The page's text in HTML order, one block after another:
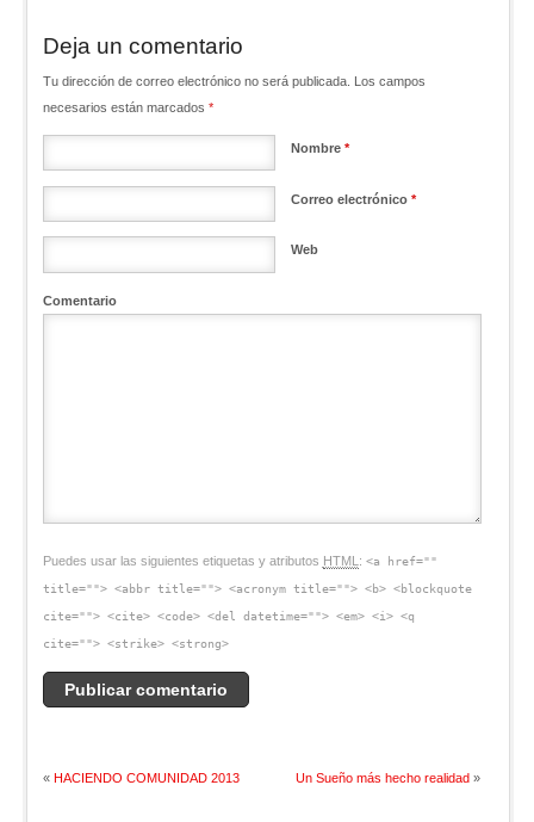
Deja un comentario
Tu dirección de correo electrónico no será publicada. Los campos
necesarios están marcados *
Nombre*
Correo electrónico*
Web
Comentario
Puedes usar las siguientes etiquetas y atributos HTML : <a href=""
title=""> <abbr title=""> <acronym title=""> <b> <blockquote
cite=""> <cite> <code> <del datetime=""> <em> <i> <q
cite=""> <strike> <strong>
« HACIENDO COMUNIDAD 2013 Un Sueño más hecho realidad »